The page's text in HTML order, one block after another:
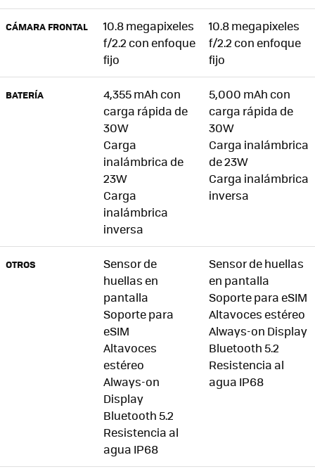
CÁMARA FRONTAL
10.8 megapixeles
f/2.2 con enfoque
fijo
10.8 megapixeles
f/2.2 con enfoque
fijo
BATERÍA
4,355 mAh con
carga rápida de
30W
Carga
inalámbrica de
23W
Carga
inalámbrica
inversa
5,000 mAh con
carga rápida de
30W
Carga inalámbrica
de 23W
Carga inalámbrica
inversa
OTROS
Sensor de
huellas en
pantalla
Soporte para
eSIM
Altavoces
estéreo
Always-on
Display
Bluetooth 5.2
Resistencia al
agua IP68
Sensor de huellas
en pantalla
Soporte para eSIM
Altavoces estéreo
Always-on Display
Bluetooth 5.2
Resistencia al
agua IP68